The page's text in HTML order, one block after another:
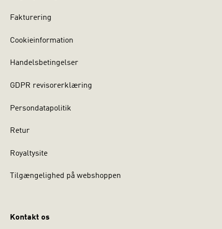
Fakturering
Cookieinformation
Handelsbetingelser
GDPR revisorerklæring
Persondatapolitik
Retur
Royaltysite
Tilgængelighed på webshoppen
Kontakt os